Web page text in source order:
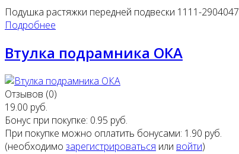
Подушка растяжки передней подвески 1111-2904047
Подробнее
Втулка подрамника ОКА
Отзывов (0)
19.00 руб.
Бонус при покупке: 0.95 руб.
При покупке можно оплатить бонусами: 1.90 руб.
(необходимо зарегистрироваться или войти)